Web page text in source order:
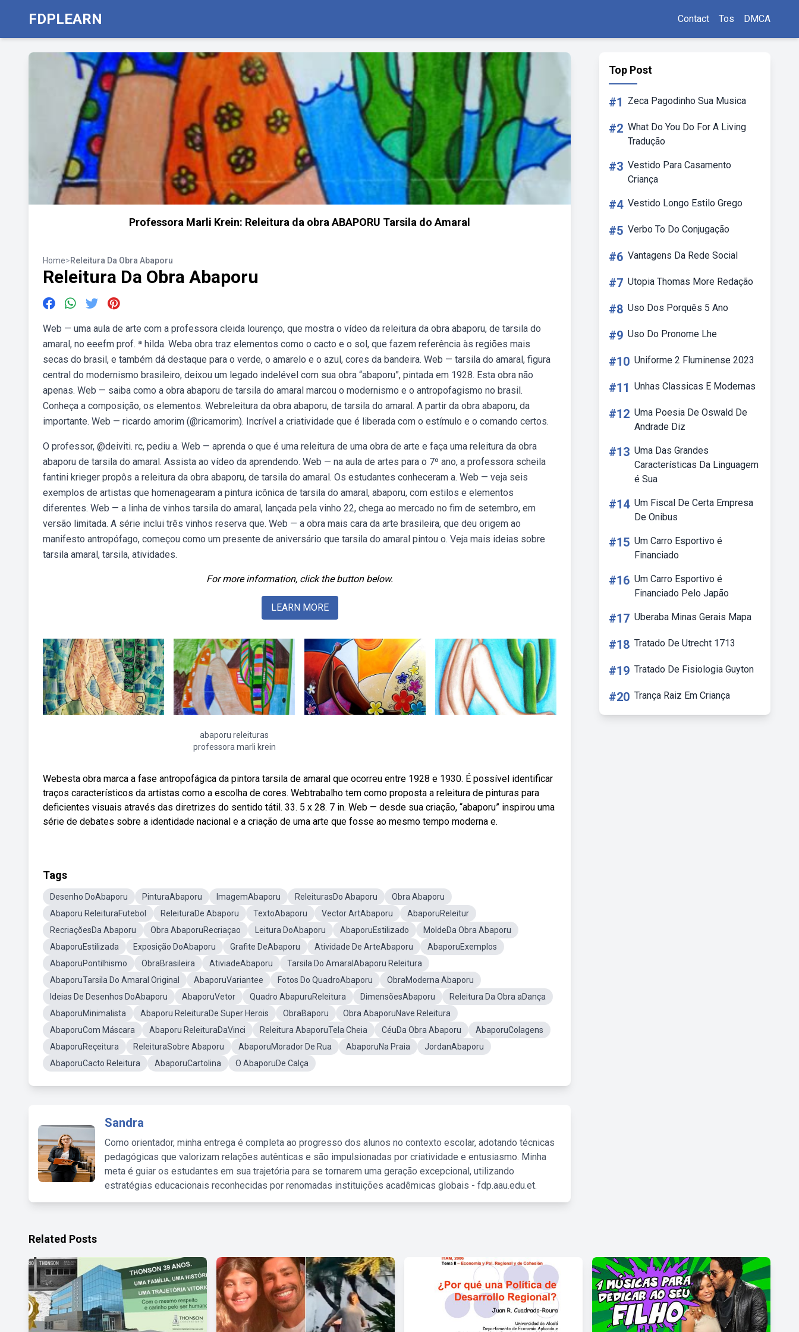
FDPLEARN Contact Tos DMCA
Professora Marli Krein: Releitura da obra ABAPORU Tarsila do Amaral
Home>Releitura Da Obra Abaporu
Releitura Da Obra Abaporu
Web — uma aula de arte com a professora cleida lourenço, que mostra o vídeo da releitura da obra abaporu, de tarsila do
amaral, no eeefm prof. ª hilda. Weba obra traz elementos como o cacto e o sol, que fazem referência às regiões mais
secas do brasil, e também dá destaque para o verde, o amarelo e o azul, cores da bandeira. Web — tarsila do amaral, figura
central do modernismo brasileiro, deixou um legado indelével com sua obra “abaporu”, pintada em 1928. Esta obra não
apenas. Web — saiba como a obra abaporu de tarsila do amaral marcou o modernismo e o antropofagismo no brasil.
Conheça a composição, os elementos. Webreleitura da obra abaporu, de tarsila do amaral. A partir da obra abaporu, da
importante. Web — ricardo amorim (@ricamorim). Incrível a criatividade que é liberada com o estímulo e o comando certos.
O professor, @deiviti. rc, pediu a. Web — aprenda o que é uma releitura de uma obra de arte e faça uma releitura da obra
abaporu de tarsila do amaral. Assista ao vídeo da aprendendo. Web — na aula de artes para o 7º ano, a professora scheila
fantini krieger propôs a releitura da obra abaporu, de tarsila do amaral. Os estudantes conheceram a. Web — veja seis
exemplos de artistas que homenagearam a pintura icônica de tarsila do amaral, abaporu, com estilos e elementos
diferentes. Web — a linha de vinhos tarsila do amaral, lançada pela vinho 22, chega ao mercado no fim de setembro, em
versão limitada. A série inclui três vinhos reserva que. Web — a obra mais cara da arte brasileira, que deu origem ao
manifesto antropófago, começou como um presente de aniversário que tarsila do amaral pintou o. Veja mais ideias sobre
tarsila amaral, tarsila, atividades.
For more information, click the button below.
LEARN MORE
abaporu releituras
professora marli krein
Webesta obra marca a fase antropofágica da pintora tarsila de amaral que ocorreu entre 1928 e 1930. É possível identificar
traços característicos da artistas como a escolha de cores. Webtrabalho tem como proposta a releitura de pinturas para
deficientes visuais através das diretrizes do sentido tátil. 33. 5 x 28. 7 in. Web — desde sua criação, “abaporu” inspirou uma
série de debates sobre a identidade nacional e a criação de uma arte que fosse ao mesmo tempo moderna e.
Tags
Desenho DoAbaporu PinturaAbaporu ImagemAbaporu ReleiturasDo Abaporu
Obra Abaporu
Abaporu ReleituraFutebol
ReleituraDe Abaporu TextoAbaporu Vector ArtAbaporu
AbaporuReleitur
RecriaçõesDa Abaporu
Obra AbaporuRecriaçao Leitura DoAbaporu AbaporuEstilizado
MoldeDa Obra Abaporu
AbaporuEstilizada
Exposição DoAbaporu Grafite DeAbaporu Atividade De ArteAbaporu
AbaporuExemplos
AbaporuPontilhismo
ObraBrasileira AtiviadeAbaporu
Tarsila Do AmaralAbaporu Releitura
AbaporuTarsila Do Amaral Original
AbaporuVariantee Fotos Do QuadroAbaporu
ObraModerna Abaporu
Ideias De Desenhos DoAbaporu
AbaporuVetor Quadro AbapuruReleitura DimensõesAbaporu
Releitura Da Obra aDança
AbaporuMinimalista
Abaporu ReleituraDe Super Herois ObraBaporu
Obra AbaporuNave Releitura
AbaporuCom Máscara
Abaporu ReleituraDaVinci Releitura AbaporuTela Cheia CéuDa Obra Abaporu
AbaporuColagens
AbaporuReçeitura
ReleituraSobre Abaporu AbaporuMorador De Rua AbaporuNa Praia
JordanAbaporu
AbaporuCacto Releitura
AbaporuCartolina O AbaporuDe Calça
Sandra
Como orientador, minha entrega é completa ao progresso dos alunos no contexto escolar, adotando técnicas
pedagógicas que valorizam relações autênticas e são impulsionadas por criatividade e entusiasmo. Minha
meta é guiar os estudantes em sua trajetória para se tornarem uma geração excepcional, utilizando
estratégias educacionais reconhecidas por renomadas instituições acadêmicas globais - fdp.aau.edu.et.
Top Post
#1 Zeca Pagodinho Sua Musica
#2 What Do You Do For A Living
Tradução
#3 Vestido Para Casamento
Criança
#4 Vestido Longo Estilo Grego
#5 Verbo To Do Conjugação
#6 Vantagens Da Rede Social
#7 Utopia Thomas More Redação
#8 Uso Dos Porquês 5 Ano
#9 Uso Do Pronome Lhe
#10 Uniforme 2 Fluminense 2023
#11 Unhas Classicas E Modernas
#12 Uma Poesia De Oswald De
Andrade Diz
#13 Uma Das Grandes
Características Da Linguagem
é Sua
#14 Um Fiscal De Certa Empresa
De Onibus
#15 Um Carro Esportivo é
Financiado
#16 Um Carro Esportivo é
Financiado Pelo Japão
#17 Uberaba Minas Gerais Mapa
#18 Tratado De Utrecht 1713
#19 Tratado De Fisiologia Guyton
#20 Trança Raiz Em Criança
Related Posts